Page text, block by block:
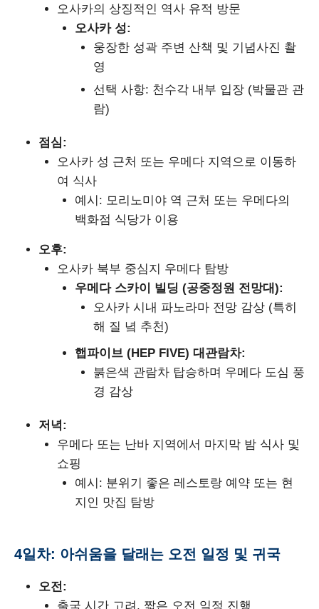
오사카의 상징적인 역사 유적 방문
오사카 성:
웅장한 성곽 주변 산책 및 기념사진 촬
영
선택 사항: 천수각 내부 입장 (박물관 관
람)
점심:
오사카 성 근처 또는 우메다 지역으로 이동하
여 식사
예시: 모리노미야 역 근처 또는 우메다의
백화점 식당가 이용
오후:
오사카 북부 중심지 우메다 탐방
우메다 스카이 빌딩 (공중정원 전망대):
오사카 시내 파노라마 전망 감상 (특히
해 질 녘 추천)
햅파이브 (HEP FIVE) 대관람차:
붉은색 관람차 탑승하며 우메다 도심 풍
경 감상
저녁:
우메다 또는 난바 지역에서 마지막 밤 식사 및
쇼핑
예시: 분위기 좋은 레스토랑 예약 또는 현
지인 맛집 탐방
4일차: 아쉬움을 달래는 오전 일정 및 귀국
오전:
출국 시간 고려, 짧은 오전 일정 진행